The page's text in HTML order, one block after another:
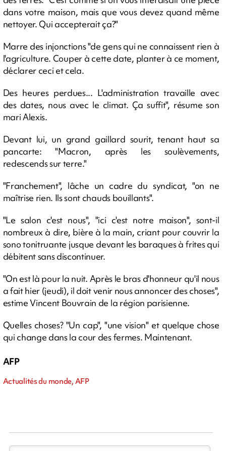
dans votre maison, mais que vous devez quand même
nettoyer. Qui accepterait ça?"
Marre des injonctions "de gens qui ne connaissent rien à
l'agriculture. Couper à cette date, planter à ce moment,
déclarer ceci et cela.
Des heures perdues... L'administration travaille avec
des dates, nous avec le climat. Ça suffit", résume son
mari Alexis.
Devant lui, un grand gaillard sourit, tenant haut sa
pancarte: "Macron, après les soulèvements,
redescends sur terre."
"Franchement", lâche un cadre du syndicat, "on ne
maîtrise rien. Ils sont chauds bouillants".
"Le salon c'est nous", "ici c'est notre maison", sont-il
nombreux à dire, bière à la main, criant pour couvrir la
sono tonitruante jusque devant les baraques à frites qui
débitent sans discontinuer.
"On est là pour la nuit. Après le bras d'honneur qu'il nous
a fait hier (jeudi), il doit venir nous annoncer des choses",
estime Vincent Bouvrain de la région parisienne.
Quelles choses? "Un cap", "une vision" et quelque chose
qui change dans la cour des fermes. Maintenant.
AFP
Actualités du monde, AFP